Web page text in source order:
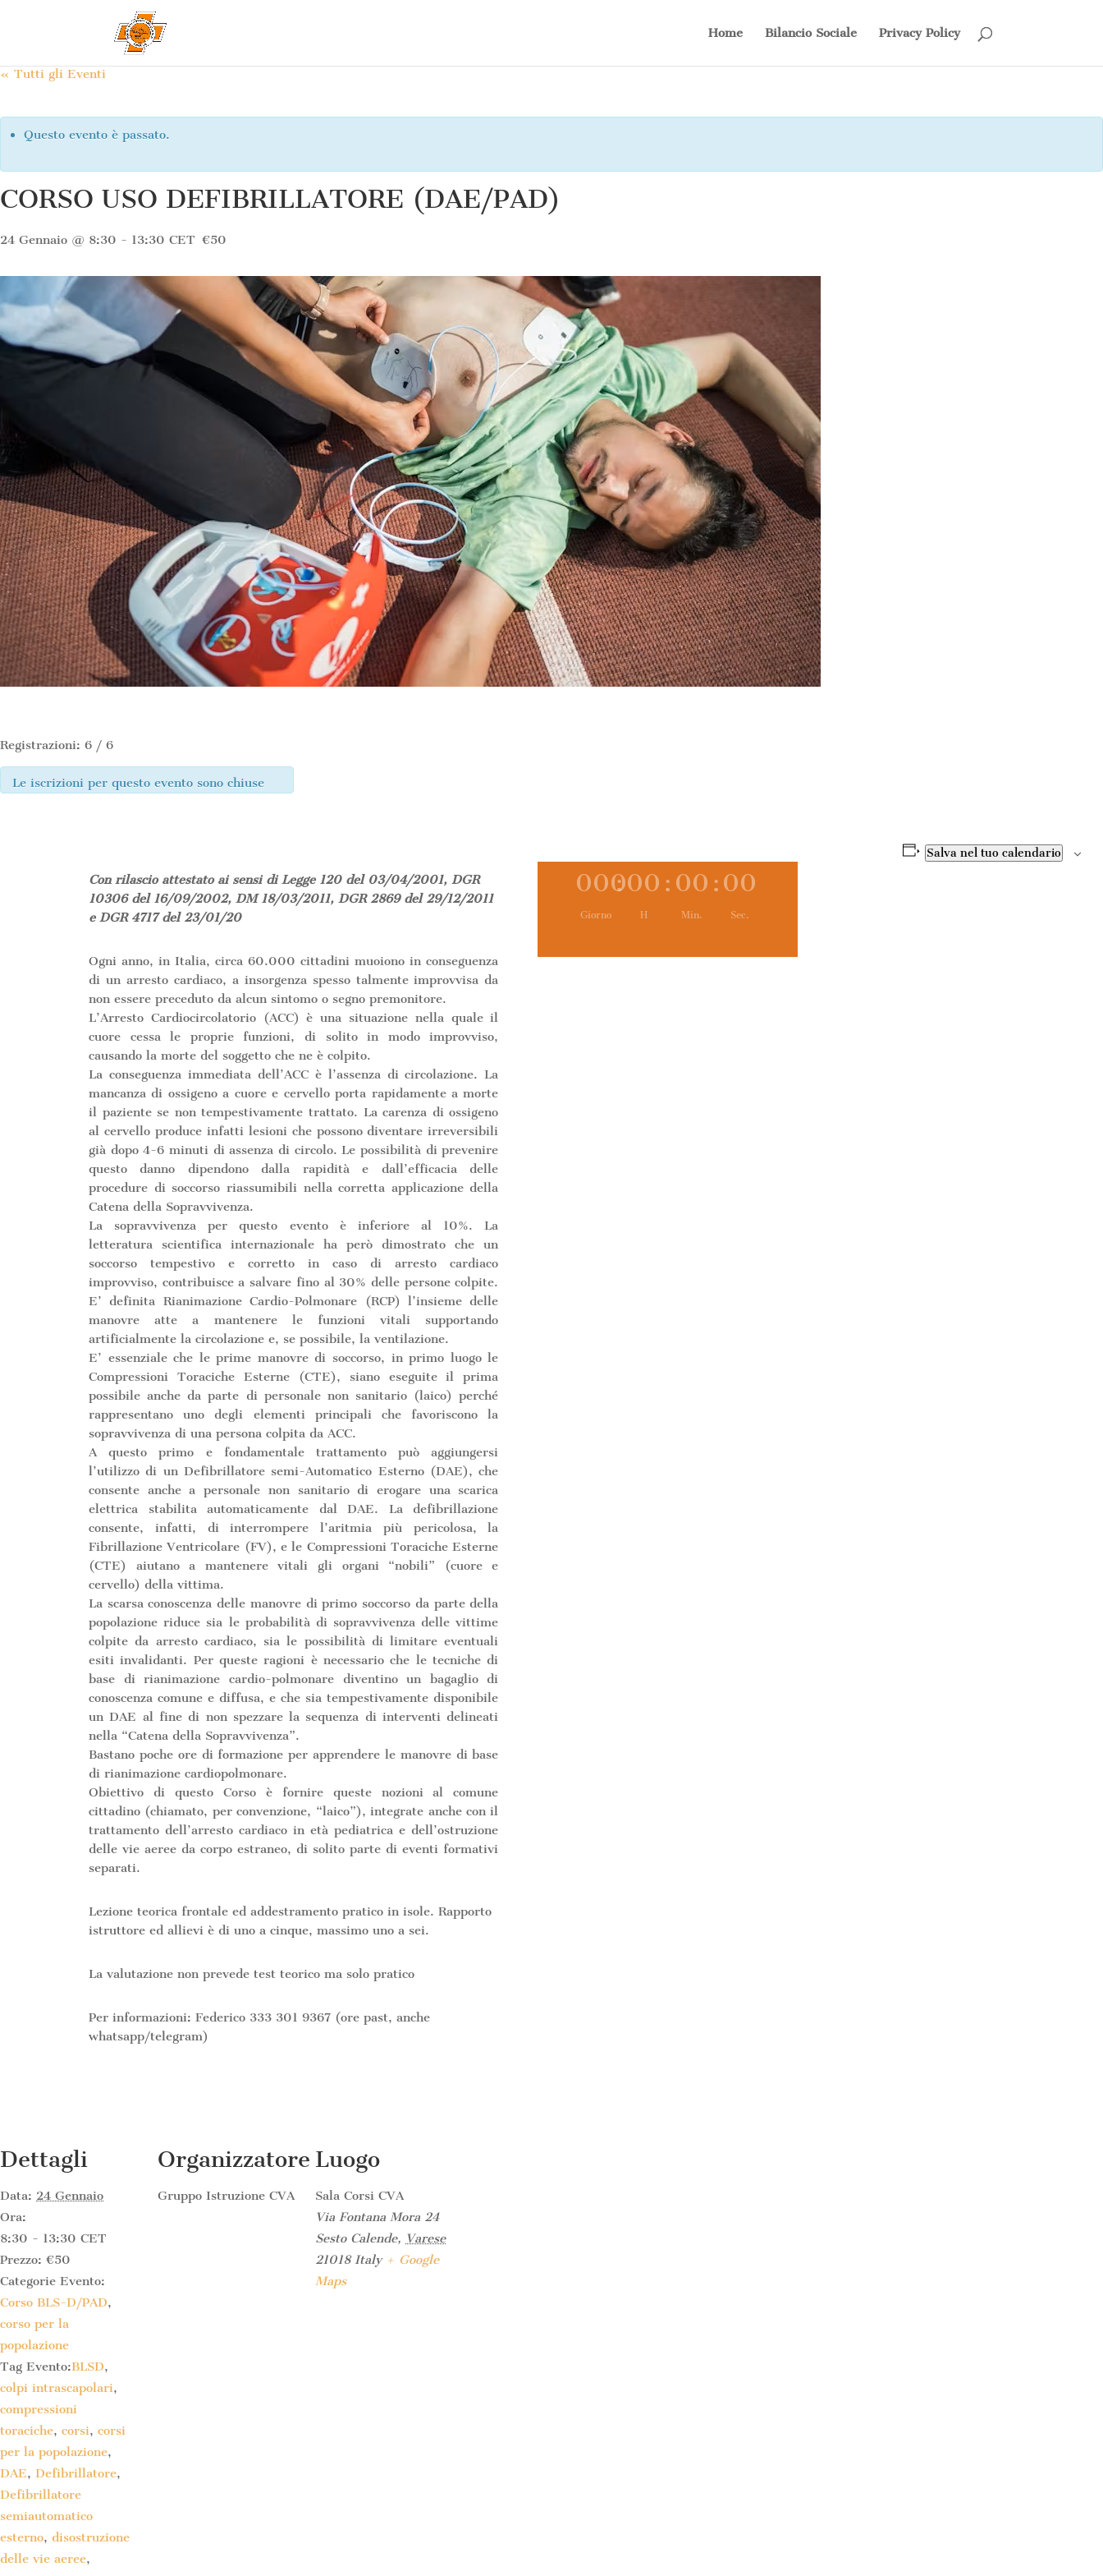
Home Bilancio Sociale Privacy Policy
« Tutti gli Eventi
Questo evento è passato.
CORSO USO DEFIBRILLATORE (DAE/PAD)
24 Gennaio @ 8:30 - 13:30 CET €50
Registrazioni: 6 / 6
Le iscrizioni per questo evento sono chiuse
Con rilascio attestato ai sensi di Legge 120 del 03/04/2001, DGR
10306 del 16/09/2002, DM 18/03/2011, DGR 2869 del 29/12/2011
e DGR 4717 del 23/01/20
Ogni anno, in Italia, circa 60.000 cittadini muoiono in conseguenza
di un arresto cardiaco, a insorgenza spesso talmente improvvisa da
non essere preceduto da alcun sintomo o segno premonitore.
L’Arresto Cardiocircolatorio (ACC) è una situazione nella quale il
cuore cessa le proprie funzioni, di solito in modo improvviso,
causando la morte del soggetto che ne è colpito.
La conseguenza immediata dell’ACC è l’assenza di circolazione. La
mancanza di ossigeno a cuore e cervello porta rapidamente a morte
il paziente se non tempestivamente trattato. La carenza di ossigeno
al cervello produce infatti lesioni che possono diventare irreversibili
già dopo 4-6 minuti di assenza di circolo. Le possibilità di prevenire
questo danno dipendono dalla rapidità e dall’efficacia delle
procedure di soccorso riassumibili nella corretta applicazione della
Catena della Sopravvivenza.
La sopravvivenza per questo evento è inferiore al 10%. La
letteratura scientifica internazionale ha però dimostrato che un
soccorso tempestivo e corretto in caso di arresto cardiaco
improvviso, contribuisce a salvare fino al 30% delle persone colpite.
E’ definita Rianimazione Cardio-Polmonare (RCP) l’insieme delle
manovre atte a mantenere le funzioni vitali supportando
artificialmente la circolazione e, se possibile, la ventilazione.
E’ essenziale che le prime manovre di soccorso, in primo luogo le
Compressioni Toraciche Esterne (CTE), siano eseguite il prima
possibile anche da parte di personale non sanitario (laico) perché
rappresentano uno degli elementi principali che favoriscono la
sopravvivenza di una persona colpita da ACC.
A questo primo e fondamentale trattamento può aggiungersi
l’utilizzo di un Defibrillatore semi-Automatico Esterno (DAE), che
consente anche a personale non sanitario di erogare una scarica
elettrica stabilita automaticamente dal DAE. La defibrillazione
consente, infatti, di interrompere l’aritmia più pericolosa, la
Fibrillazione Ventricolare (FV), e le Compressioni Toraciche Esterne
(CTE) aiutano a mantenere vitali gli organi “nobili” (cuore e
cervello) della vittima.
La scarsa conoscenza delle manovre di primo soccorso da parte della
popolazione riduce sia le probabilità di sopravvivenza delle vittime
colpite da arresto cardiaco, sia le possibilità di limitare eventuali
esiti invalidanti. Per queste ragioni è necessario che le tecniche di
base di rianimazione cardio-polmonare diventino un bagaglio di
conoscenza comune e diffusa, e che sia tempestivamente disponibile
un DAE al fine di non spezzare la sequenza di interventi delineati
nella “Catena della Sopravvivenza”.
Bastano poche ore di formazione per apprendere le manovre di base
di rianimazione cardiopolmonare.
Obiettivo di questo Corso è fornire queste nozioni al comune
cittadino (chiamato, per convenzione, “laico”), integrate anche con il
trattamento dell’arresto cardiaco in età pediatrica e dell’ostruzione
delle vie aeree da corpo estraneo, di solito parte di eventi formativi
separati.
Lezione teorica frontale ed addestramento pratico in isole. Rapporto
istruttore ed allievi è di uno a cinque, massimo uno a sei.
La valutazione non prevede test teorico ma solo pratico
Per informazioni: Federico 333 301 9367 (ore past, anche
whatsapp/telegram)
000
Giorno
:00
H
: 00
Min.
:00
Sec.
Salva nel tuo calendario
Dettagli
Data: 24 Gennaio
Ora:
8:30 - 13:30 CET
Prezzo: €50
Categorie Evento:
Corso BLS-D/PAD,
corso per la
popolazione
Tag Evento:BLSD,
colpi intrascapolari,
compressioni
toraciche, corsi, corsi
per la popolazione,
DAE, Defibrillatore,
Defibrillatore
semiautomatico
esterno, disostruzione
delle vie aeree,
Organizzatore
Gruppo Istruzione CVA
Luogo
Sala Corsi CVA
Via Fontana Mora 24
Sesto Calende, Varese
21018 Italy + Google
Maps